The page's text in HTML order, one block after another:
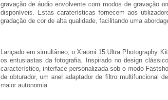
gravação de áudio envolvente com modos de gravação
disponíveis. Estas caraterísticas fornecem aos
gradação de cor de alta qualidade, facilitando uma
Lançado em simultâneo, o Xiaomi 15 Ultra Photography
os entusiastas da fotografia. Inspirado no design
característico, interface personalizada sob o modo
de obturador, um anel adaptador de filtro multifuncional
maior autonomia.